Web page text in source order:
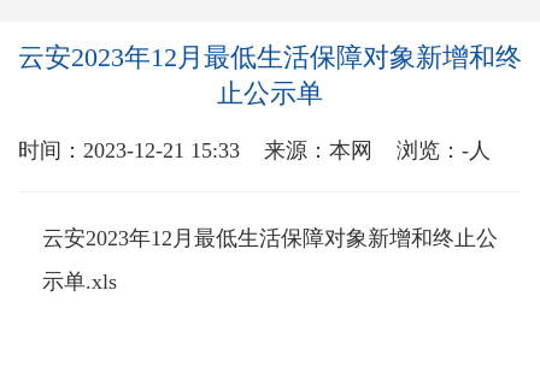
云安2023年12月最低生活保障对象新增和终
止公示单
时间：2023-12-21 15:33 来源：本网 浏览： -人
云安2023年12月最低生活保障对象新增和终止公
示单.xls